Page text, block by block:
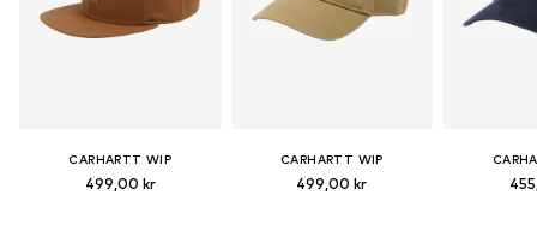
CARHARTT WIP
499,00 kr
CARHARTT WIP
499,00 kr